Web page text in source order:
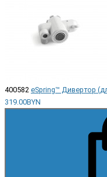
400582 eSpring™ Дивертор
319.00BYN